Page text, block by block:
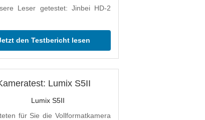
Leser getestet: Jinbei HD-2
den Testbericht lesen
Lumix S5II
für Sie die Vollformatkamera